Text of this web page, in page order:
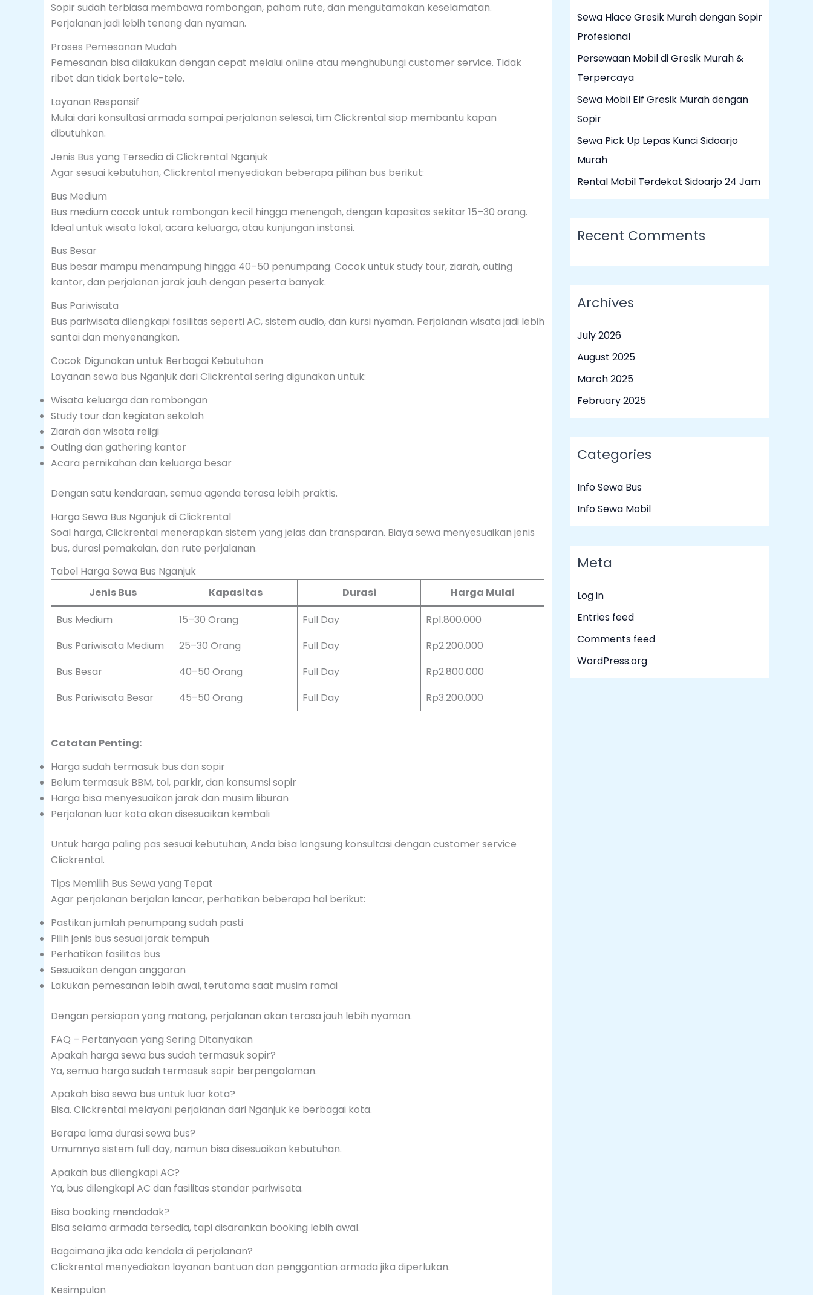
Sopir sudah terbiasa membawa rombongan, paham rute, dan mengutamakan keselamatan.
Perjalanan jadi lebih tenang dan nyaman.
Proses Pemesanan Mudah
Pemesanan bisa dilakukan dengan cepat melalui online atau menghubungi customer service. Tidak
ribet dan tidak bertele-tele.
Layanan Responsif
Mulai dari konsultasi armada sampai perjalanan selesai, tim Clickrental siap membantu kapan
dibutuhkan.
Jenis Bus yang Tersedia di Clickrental Nganjuk
Agar sesuai kebutuhan, Clickrental menyediakan beberapa pilihan bus berikut:
Bus Medium
Bus medium cocok untuk rombongan kecil hingga menengah, dengan kapasitas sekitar 15–30 orang.
Ideal untuk wisata lokal, acara keluarga, atau kunjungan instansi.
Bus Besar
Bus besar mampu menampung hingga 40–50 penumpang. Cocok untuk study tour, ziarah, outing
kantor, dan perjalanan jarak jauh dengan peserta banyak.
Bus Pariwisata
Bus pariwisata dilengkapi fasilitas seperti AC, sistem audio, dan kursi nyaman. Perjalanan wisata jadi lebih
santai dan menyenangkan.
Cocok Digunakan untuk Berbagai Kebutuhan
Layanan sewa bus Nganjuk dari Clickrental sering digunakan untuk:
Wisata keluarga dan rombongan
Study tour dan kegiatan sekolah
Ziarah dan wisata religi
Outing dan gathering kantor
Acara pernikahan dan keluarga besar
Dengan satu kendaraan, semua agenda terasa lebih praktis.
Harga Sewa Bus Nganjuk di Clickrental
Soal harga, Clickrental menerapkan sistem yang jelas dan transparan. Biaya sewa menyesuaikan jenis
bus, durasi pemakaian, dan rute perjalanan.
Tabel Harga Sewa Bus Nganjuk
Jenis Bus
Kapasitas Durasi
Harga Mulai
Bus Medium
15–30 Orang Full Day
Rp1.800.000
Bus Pariwisata Medium
25–30 Orang Full Day
Rp2.200.000
Bus Besar
40–50 Orang Full Day
Rp2.800.000
Bus Pariwisata Besar
45–50 Orang Full Day Rp3.200.000
Catatan Penting:
Harga sudah termasuk bus dan sopir
Belum termasuk BBM, tol, parkir, dan konsumsi sopir
Harga bisa menyesuaikan jarak dan musim liburan
Perjalanan luar kota akan disesuaikan kembali
Untuk harga paling pas sesuai kebutuhan, Anda bisa langsung konsultasi dengan customer service
Clickrental.
Tips Memilih Bus Sewa yang Tepat
Agar perjalanan berjalan lancar, perhatikan beberapa hal berikut:
Pastikan jumlah penumpang sudah pasti
Pilih jenis bus sesuai jarak tempuh
Perhatikan fasilitas bus
Sesuaikan dengan anggaran
Lakukan pemesanan lebih awal, terutama saat musim ramai
Dengan persiapan yang matang, perjalanan akan terasa jauh lebih nyaman.
FAQ – Pertanyaan yang Sering Ditanyakan
Apakah harga sewa bus sudah termasuk sopir?
Ya, semua harga sudah termasuk sopir berpengalaman.
Apakah bisa sewa bus untuk luar kota?
Bisa. Clickrental melayani perjalanan dari Nganjuk ke berbagai kota.
Berapa lama durasi sewa bus?
Umumnya sistem full day, namun bisa disesuaikan kebutuhan.
Apakah bus dilengkapi AC?
Ya, bus dilengkapi AC dan fasilitas standar pariwisata.
Bisa booking mendadak?
Bisa selama armada tersedia, tapi disarankan booking lebih awal.
Bagaimana jika ada kendala di perjalanan?
Clickrental menyediakan layanan bantuan dan penggantian armada jika diperlukan.
Kesimpulan
h
f
o
r
:
Sewa Hiace Gresik Murah dengan Sopir
Profesional
Persewaan Mobil di Gresik Murah &
Terpercaya
Sewa Mobil Elf Gresik Murah dengan
Sopir
Sewa Pick Up Lepas Kunci Sidoarjo
Murah
Rental Mobil Terdekat Sidoarjo 24 Jam
Recent Comments
Archives
July 2026
August 2025
March 2025
February 2025
Categories
Info Sewa Bus
Info Sewa Mobil
Meta
Log in
Entries feed
Comments feed
WordPress.org